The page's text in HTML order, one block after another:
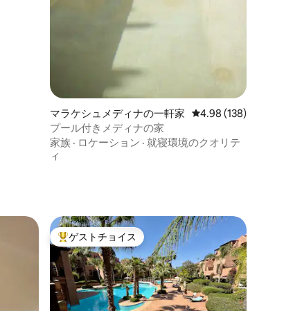
マラケシュメディナの一軒家 レビュー138件、5つ
4.98 (138)
プール付きメディナの家
家族 · ロケーション · 就寝環境のクオリテ
ィ
大好評のゲストチョイスです。
ゲストチョイス